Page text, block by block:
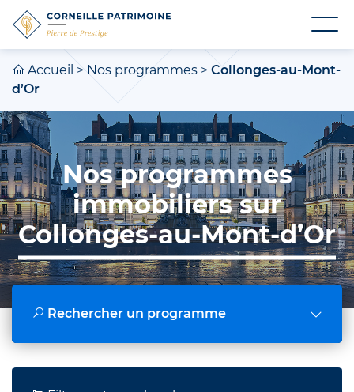
Accueil > Nos programmes > Collonges-au-Mont-
d’Or
Nos programmes
immobiliers sur
Collonges-au-Mont-d’Or
Rechercher un programme